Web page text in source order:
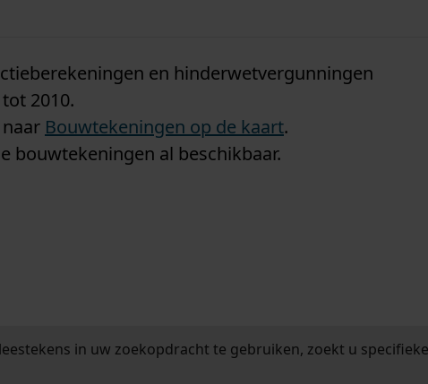
en hinderwetvergunningen
2010.
Bouwtekeningen op de kaart.
bouwtekeningen al beschikbaar.
in uw zoekopdracht te gebruiken, zoekt u